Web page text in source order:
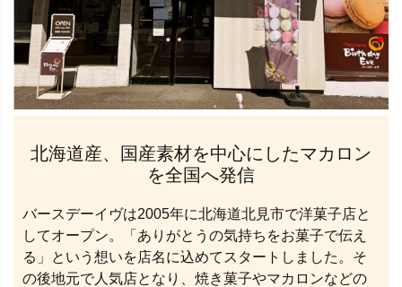
北海道産、国産素材を中心にしたマカロン
を全国へ発信
バースデーイヴは2005年に北海道北見市で洋菓子店と
してオープン。「ありがとうの気持ちをお菓子で伝え
る」という想いを店名に込めてスタートしました。そ
の後地元で人気店となり、焼き菓子やマカロンなどの